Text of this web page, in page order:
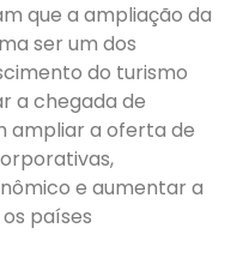
que a ampliação da
ser um dos
do turismo
a chegada de
ampliar a oferta de
e aumentar a
países